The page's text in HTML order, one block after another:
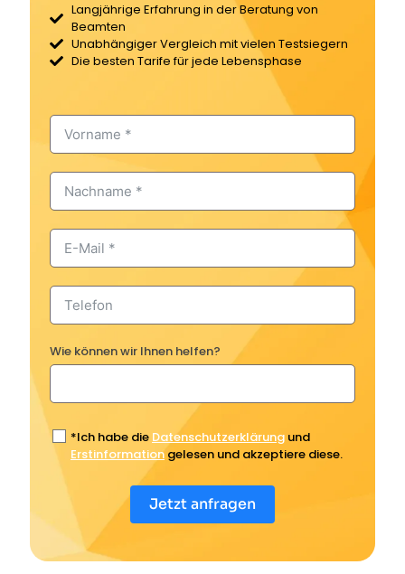
Langjährige Erfahrung in der Beratung von
Beamten
Unabhängiger Vergleich mit vielen Testsiegern
Die besten Tarife für jede Lebensphase
Wie können wir Ihnen helfen?
*Ich habe die Datenschutzerklärung und
Erstinformationgelesen und akzeptiere diese.
Jetzt anfragen